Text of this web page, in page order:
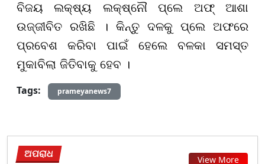
ବିଜୟ ଲକ୍ଷ୍ୟ ଲକ୍ଷ୍ନୌ ପ୍ଲେ ଅଫ୍ ଆଶା
ଉଜ୍ଜୀବିତ ରଖିଛି । କିନ୍ତୁ ଦଳକୁ ପ୍ଲେ ଅଫରେ
ପ୍ରବେଶ କରିବା ପାଇଁ ହେଲେ ବଳକା ସମସ୍ତ
ମୁକାବିଲା ଜିତିବାକୁ ହେବ ।
Tags:
prameyanews7
ଅପରାଧ View More